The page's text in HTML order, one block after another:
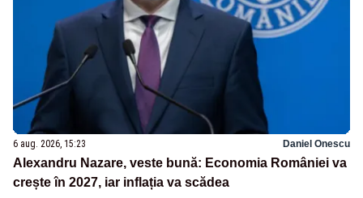
6 aug. 2026, 15:23 Daniel Onescu
Alexandru Nazare, veste bună: Economia României va
crește în 2027, iar inflația va scădea